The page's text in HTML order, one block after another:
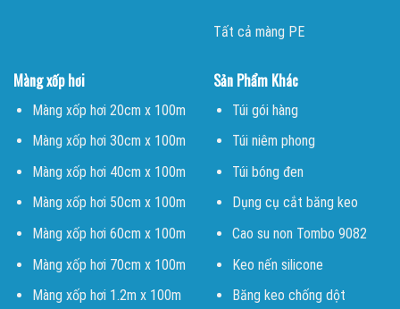
Tất cả màng PE
Màng xốp hơi
Màng xốp hơi 20cm x 100m
Màng xốp hơi 30cm x 100m
Màng xốp hơi 40cm x 100m
Màng xốp hơi 50cm x 100m
Màng xốp hơi 60cm x 100m
Màng xốp hơi 70cm x 100m
Màng xốp hơi 1.2m x 100m
Sản Phẩm Khác
Túi gói hàng
Túi niêm phong
Túi bóng đen
Dụng cụ cắt băng keo
Cao su non Tombo 9082
Keo nến silicone
Băng keo chống dột